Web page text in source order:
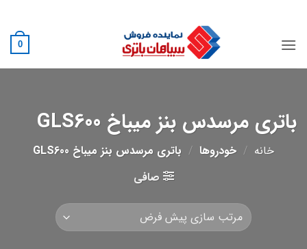
content
0
باتری مرسدس بنز میباخ GLS600
خانه / خودروها / باتری مرسدس بنز میباخ GLS600
صافی